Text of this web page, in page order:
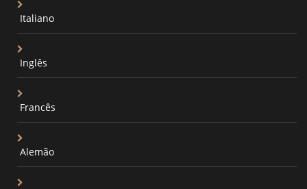
Italiano
Inglês
Francês
Alemão